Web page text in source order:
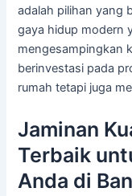
adalah pilihan yang
gaya hidup modern
mengesampingkan
berinvestasi pada
rumah tetapi juga
Jaminan
Terbaik
Anda di